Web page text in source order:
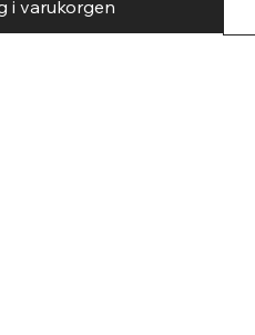
i varukorgen